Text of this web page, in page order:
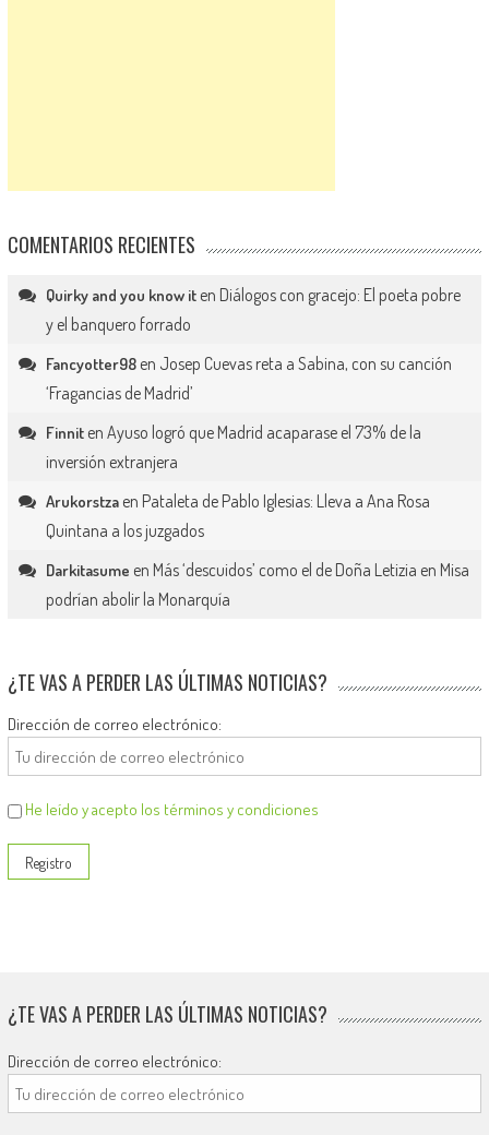
COMENTARIOS RECIENTES
Quirky and you know iten Diálogos con gracejo: El poeta pobre
y el banquero forrado
Fancyotter98en Josep Cuevas reta a Sabina, con su canción
‘Fragancias de Madrid’
Finniten Ayuso logró que Madrid acaparase el 73% de la
inversión extranjera
Arukorstzaen Pataleta de Pablo Iglesias: Lleva a Ana Rosa
Quintana a los juzgados
Darkitasume en Más ‘descuidos’ como el de Doña Letizia en Misa
podrían abolir la Monarquía
¿TE VAS A PERDER LAS ÚLTIMAS NOTICIAS?
Dirección de correo electrónico:
He leído y acepto los términos y condiciones
¿TE VAS A PERDER LAS ÚLTIMAS NOTICIAS?
Dirección de correo electrónico: